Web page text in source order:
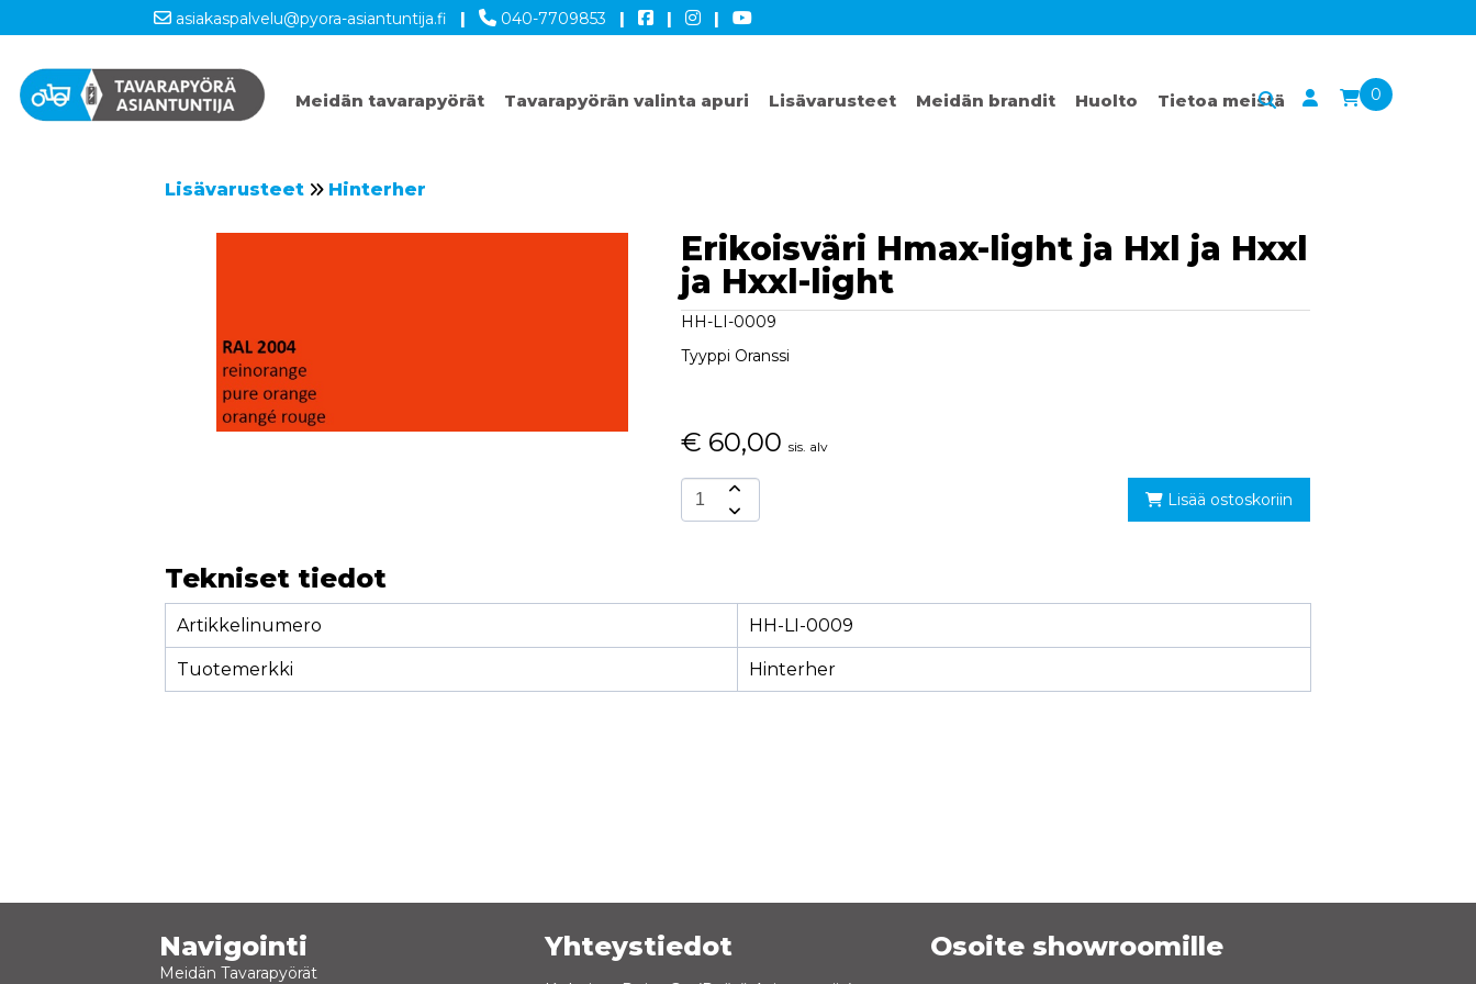
asiakaspalvelu@pyora-asiantuntija.fi | 040-7709853 | | |
Meidän tavarapyörät Tavarapyörän valinta apuri Lisävarusteet Meidän brandit Huolto Tietoa meistä 0
Lisävarusteet Hinterher
Erikoisväri Hmax-light ja Hxl ja Hxxl
ja Hxxl-light
HH-LI-0009
Tyyppi Oranssi
€ 60,00 sis. alv
Lisää ostoskoriin
Tekniset tiedot
Artikkelinumero HH-LI-0009
Tuotemerkki Hinterher
Navigointi
Meidän Tavarapyörät
Yhteystiedot Osoite showroomille